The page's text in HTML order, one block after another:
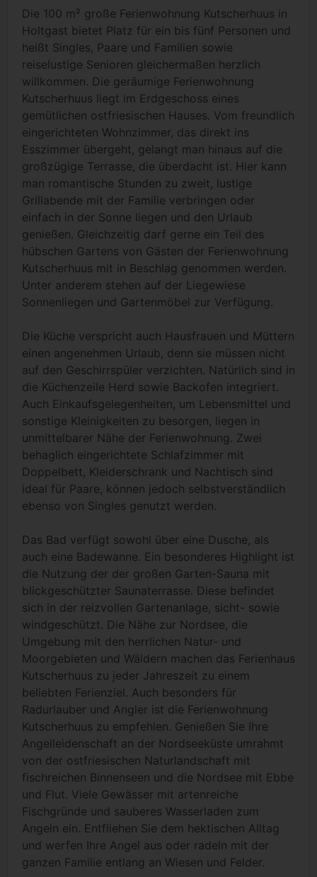
Die 100 m² große Ferienwohnung Kutscherhuus in
Holtgast bietet Platz für ein bis fünf Personen und
heißt Singles, Paare und Familien sowie
reiselustige Senioren gleichermaßen herzlich
willkommen. Die geräumige Ferienwohnung
Kutscherhuus liegt im Erdgeschoss eines
gemütlichen ostfriesischen Hauses. Vom freundlich
eingerichteten Wohnzimmer, das direkt ins
Esszimmer übergeht, gelangt man hinaus auf die
großzügige Terrasse, die überdacht ist. Hier kann
man romantische Stunden zu zweit, lustige
Grillabende mit der Familie verbringen oder
einfach in der Sonne liegen und den Urlaub
genießen. Gleichzeitig darf gerne ein Teil des
hübschen Gartens von Gästen der Ferienwohnung
Kutscherhuus mit in Beschlag genommen werden.
Unter anderem stehen auf der Liegewiese
Sonnenliegen und Gartenmöbel zur Verfügung.
Die Küche verspricht auch Hausfrauen und Müttern
einen angenehmen Urlaub, denn sie müssen nicht
auf den Geschirrspüler verzichten. Natürlich sind in
die Küchenzeile Herd sowie Backofen integriert.
Auch Einkaufsgelegenheiten, um Lebensmittel und
sonstige Kleinigkeiten zu besorgen, liegen in
unmittelbarer Nähe der Ferienwohnung. Zwei
behaglich eingerichtete Schlafzimmer mit
Doppelbett, Kleiderschrank und Nachtisch sind
ideal für Paare, können jedoch selbstverständlich
ebenso von Singles genutzt werden.
Das Bad verfügt sowohl über eine Dusche, als
auch eine Badewanne. Ein besonderes Highlight ist
die Nutzung der der großen Garten-Sauna mit
blickgeschützter Saunaterrasse. Diese befindet
sich in der reizvollen Gartenanlage, sicht- sowie
windgeschützt. Die Nähe zur Nordsee, die
Umgebung mit den herrlichen Natur- und
Moorgebieten und Wäldern machen das Ferienhaus
Kutscherhuus zu jeder Jahreszeit zu einem
beliebten Ferienziel. Auch besonders für
Radurlauber und Angler ist die Ferienwohnung
Kutscherhuus zu empfehlen. Genießen Sie Ihre
Angelleidenschaft an der Nordseeküste umrahmt
von der ostfriesischen Naturlandschaft mit
fischreichen Binnenseen und die Nordsee mit Ebbe
und Flut. Viele Gewässer mit artenreiche
Fischgründe und sauberes Wasserladen zum
Angeln ein. Entfliehen Sie dem hektischen Alltag
und werfen Ihre Angel aus oder radeln mit der
ganzen Familie entlang an Wiesen und Felder.